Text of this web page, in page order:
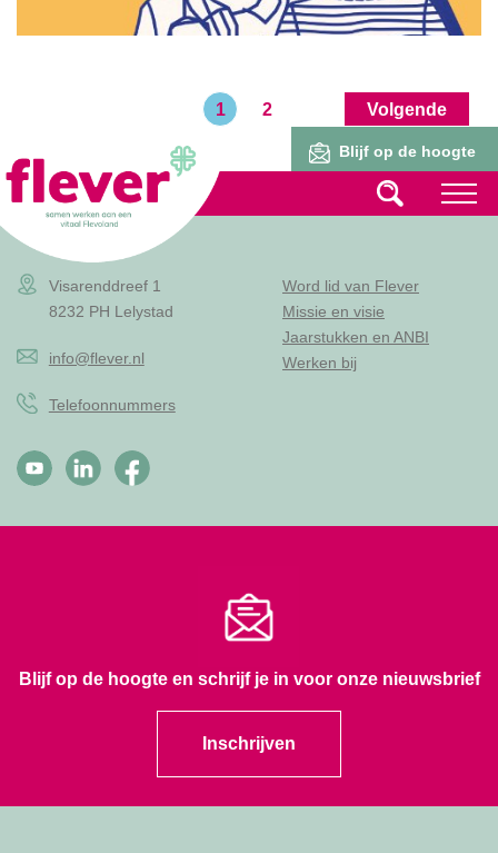
1 2
Volgende
Blijf op de hoogte
Visarenddreef 1
8232 PH Lelystad
info@flever.nl
Telefoonnummers
Word lid van Flever
Missie en visie
Jaarstukken en ANBI
Werken bij
Blijf op de hoogte en schrijf je in voor onze nieuwsbrief
Inschrijven